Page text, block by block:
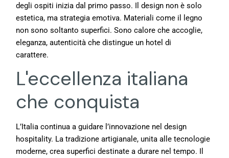
degli ospiti inizia dal primo passo. Il design non è solo
estetica, ma strategia emotiva. Materiali come il legno
non sono soltanto superfici. Sono calore che accoglie,
eleganza, autenticità che distingue un hotel di
carattere.
L'eccellenza italiana
che conquista
L’Italia continua a guidare l’innovazione nel design
hospitality. La tradizione artigianale, unita alle tecnologie
moderne, crea superfici destinate a durare nel tempo. Il